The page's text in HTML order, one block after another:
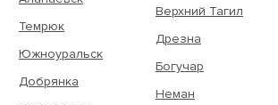
Темрюк
Южноуральск
Добрянка
Верхний Тагил
Дрезна
Богучар
Неман